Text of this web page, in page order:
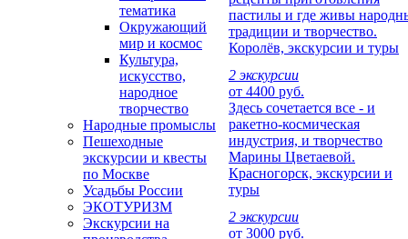
тематика
Окружающий
мир и космос
Культура,
искусство,
народное
творчество
Народные промыслы
Пешеходные
экскурсии и квесты
по Москве
Усадьбы России
ЭКОТУРИЗМ
Экскурсии на
пастилы и где живы
традиции и творчество.
Королёв, экскурсии и туры
2 экскурсии
от 4400 руб.
Здесь сочетается все - и
ракетно-космическая
индустрия, и творчество
Марины Цветаевой.
Красногорск, экскурсии и
туры
2 экскурсии
от 3000 руб.